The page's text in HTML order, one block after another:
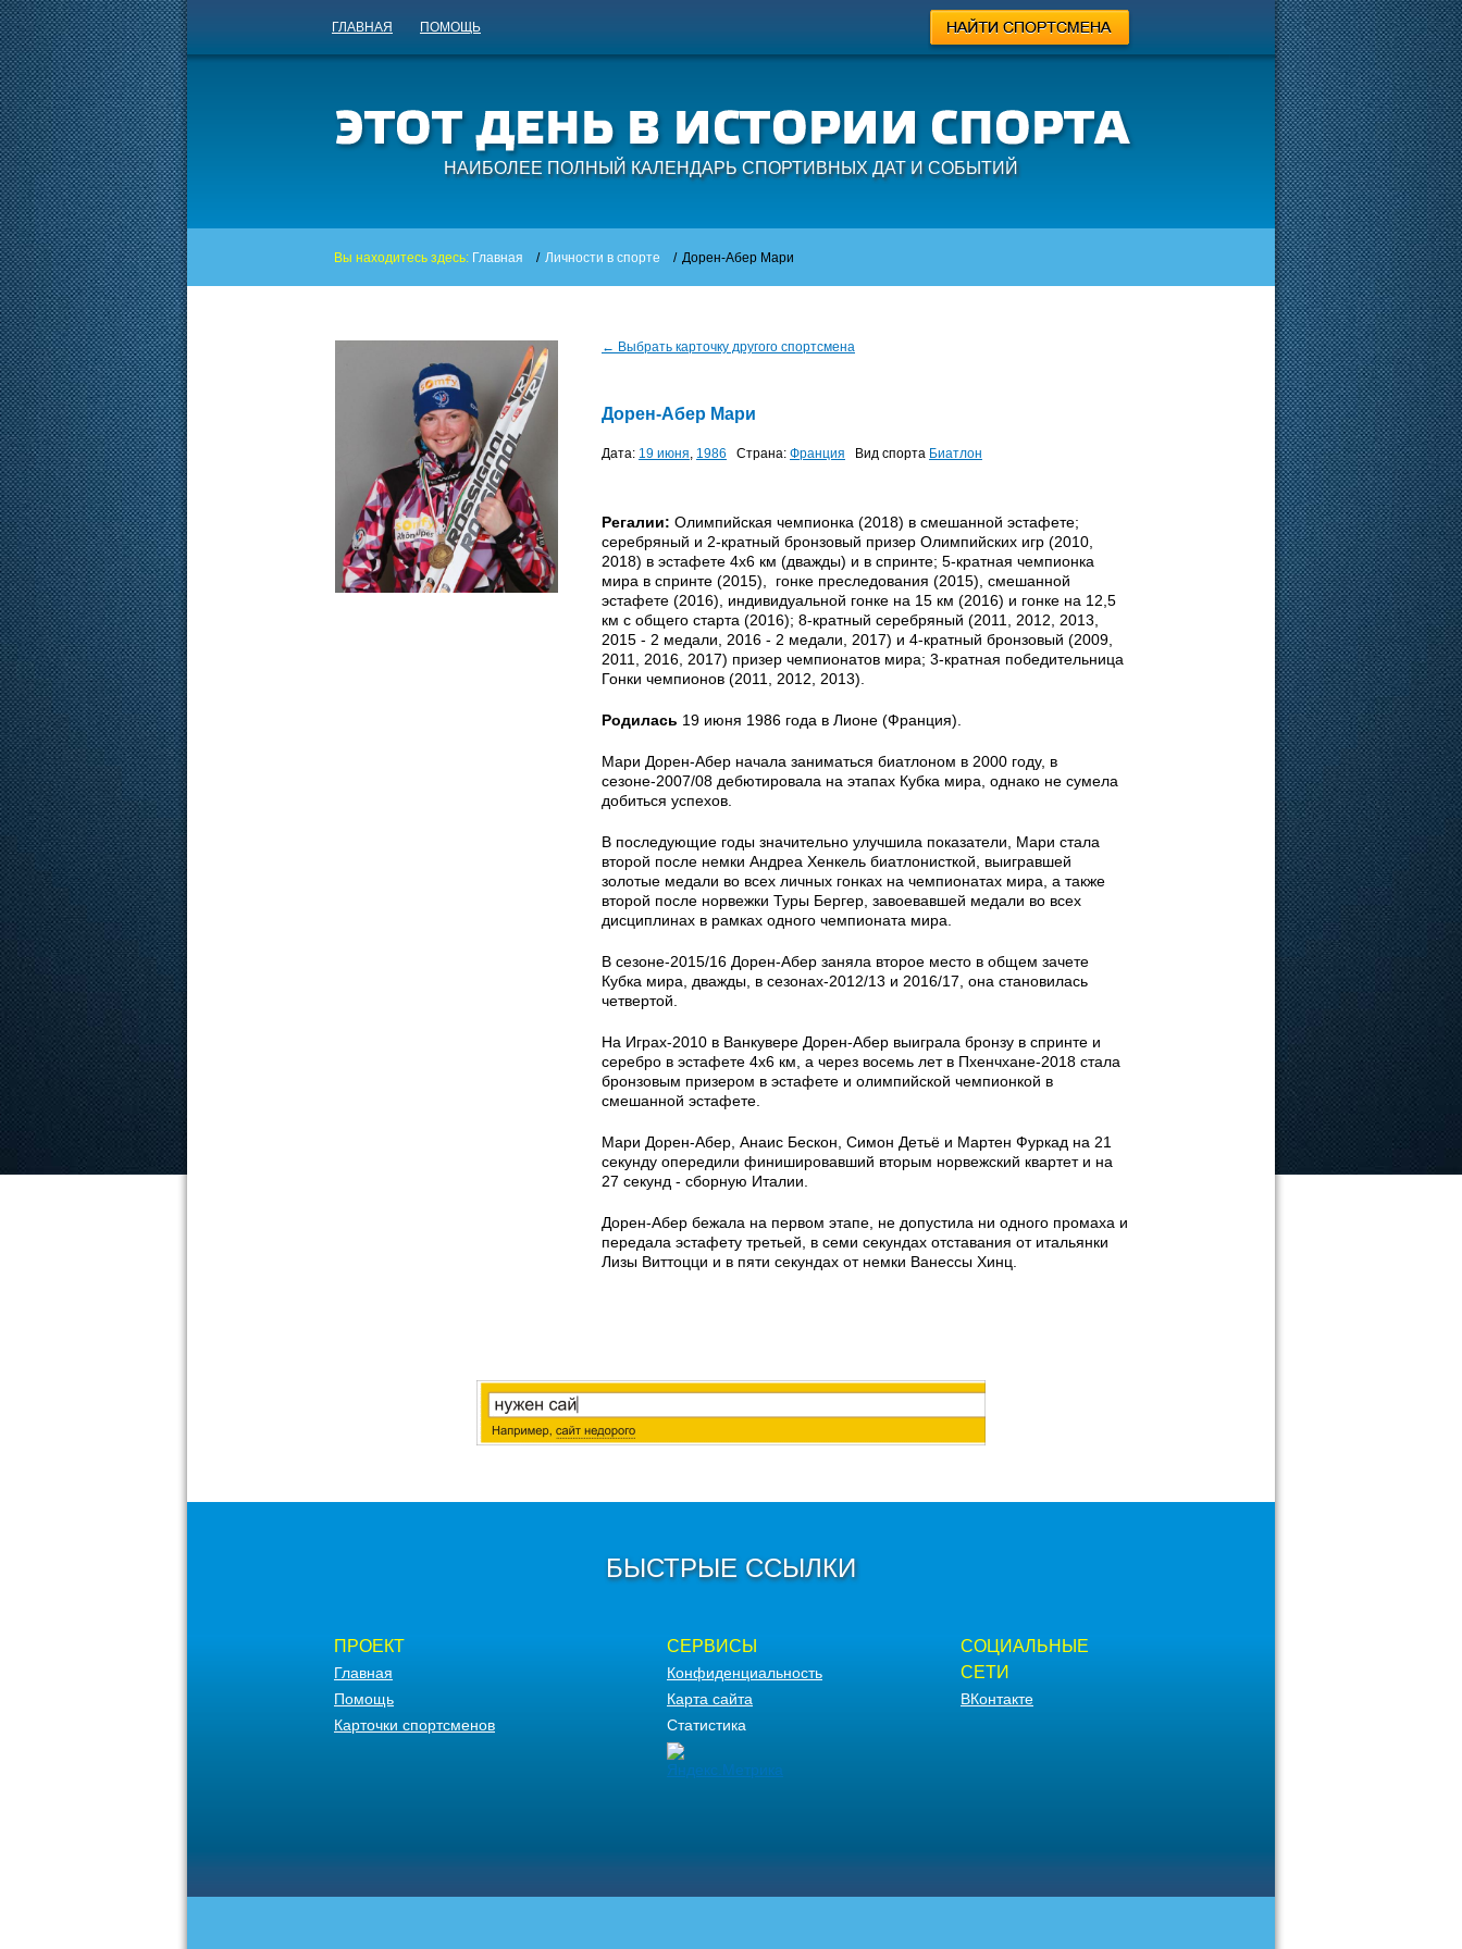
ГЛАВНАЯ ПОМОЩЬ
НАИБОЛЕЕ ПОЛНЫЙ КАЛЕНДАРЬ СПОРТИВНЫХ ДАТ И СОБЫТИЙ
Вы находитесь здесь: Главная / Личности в спорте / Дорен-Абер Мари
← Выбрать карточку другого спортсмена
Дорен-Абер Мари
Дата: 19 июня, 1986 Страна: Франция Вид спорта Биатлон
Регалии: Олимпийская чемпионка (2018) в смешанной эстафете;
серебряный и 2-кратный бронзовый призер Олимпийских игр (2010,
2018) в эстафете 4х6 км (дважды) и в спринте; 5-кратная чемпионка
мира в спринте (2015), гонке преследования (2015), смешанной
эстафете (2016), индивидуальной гонке на 15 км (2016) и гонке на 12,5
км с общего старта (2016); 8-кратный серебряный (2011, 2012, 2013,
2015 - 2 медали, 2016 - 2 медали, 2017) и 4-кратный бронзовый (2009,
2011, 2016, 2017) призер чемпионатов мира; 3-кратная победительница
Гонки чемпионов (2011, 2012, 2013).
Родилась 19 июня 1986 года в Лионе (Франция).
Мари Дорен-Абер начала заниматься биатлоном в 2000 году, в
сезоне-2007/08 дебютировала на этапах Кубка мира, однако не сумела
добиться успехов.
В последующие годы значительно улучшила показатели, Мари стала
второй после немки Андреа Хенкель биатлонисткой, выигравшей
золотые медали во всех личных гонках на чемпионатах мира, а также
второй после норвежки Туры Бергер, завоевавшей медали во всех
дисциплинах в рамках одного чемпионата мира.
В сезоне-2015/16 Дорен-Абер заняла второе место в общем зачете
Кубка мира, дважды, в сезонах-2012/13 и 2016/17, она становилась
четвертой.
На Играх-2010 в Ванкувере Дорен-Абер выиграла бронзу в спринте и
серебро в эстафете 4х6 км, а через восемь лет в Пхенчхане-2018 стала
бронзовым призером в эстафете и олимпийской чемпионкой в
смешанной эстафете.
Мари Дорен-Абер, Анаис Бескон, Симон Детьё и Мартен Фуркад на 21
секунду опередили финишировавший вторым норвежский квартет и на
27 секунд - сборную Италии.
Дорен-Абер бежала на первом этапе, не допустила ни одного промаха и
передала эстафету третьей, в семи секундах отставания от итальянки
Лизы Виттоцци и в пяти секундах от немки Ванессы Хинц.
БЫСТРЫЕ ССЫЛКИ
ПРОЕКТ
Главная
Помощь
Карточки спортсменов
СЕРВИСЫ
Конфиденциальность
Карта сайта
Статистика
СОЦИАЛЬНЫЕ
СЕТИ
ВКонтакте